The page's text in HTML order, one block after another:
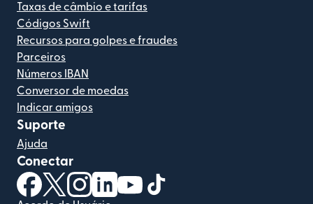
Taxas de câmbio e tarifas
Códigos Swift
Recursos para golpes e fraudes
Parceiros
Números IBAN
Conversor de moedas
Indicar amigos
Suporte
Ajuda
Conectar
(abre em uma nova janela)
(abre em uma nova janela)
(abre em uma nova janela)
(abre em uma nova janela)
(abre em uma nova janela)